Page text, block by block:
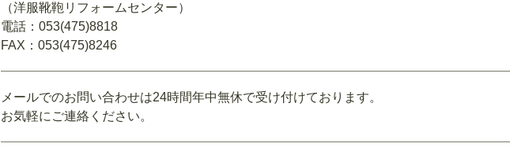
（洋服靴鞄リフォームセンター）
電話：053(475)8818
FAX：053(475)8246
メールでのお問い合わせは24時間年中無休で受け付けております。
お気軽にご連絡ください。